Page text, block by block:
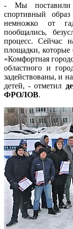
- Мы поставили
спортивный
немножко от
пообщались,
процесс. Сейчас
площадки, которые
«Комфортная
областного и
задействованы, и
детей, - отметил
ФРОЛОВ.